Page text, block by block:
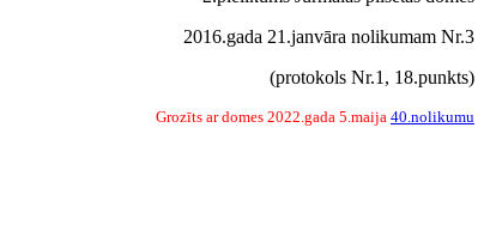
2016.gada 21.janvāra nolikumam Nr.3
(protokols Nr.1, 18.punkts)
Grozīts ar domes 2022.gada 5.maija 40.nolikumu